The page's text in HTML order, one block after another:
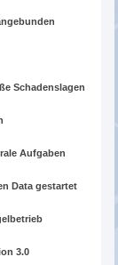
Schadenslagen
Aufgaben
Data gestartet
3.0